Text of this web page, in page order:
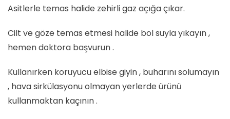
Asitlerle temas halide zehirli gaz açığa çıkar.
Cilt ve göze temas etmesi halide bol suyla yıkayın ,
hemen doktora başvurun .
Kullanırken koruyucu elbise giyin , buharını solumayın
, hava sirkülasyonu olmayan yerlerde ürünü
kullanmaktan kaçının .